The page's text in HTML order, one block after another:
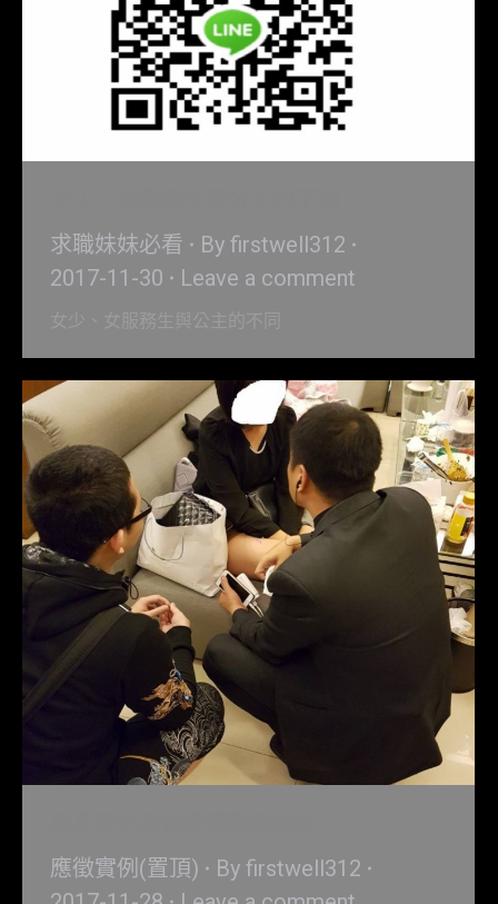
求職妹妹必看 By firstwell312
2017-11-30
Leave a comment
女少、女服務生與公主的不同
應徵實例(置頂) By firstwell312